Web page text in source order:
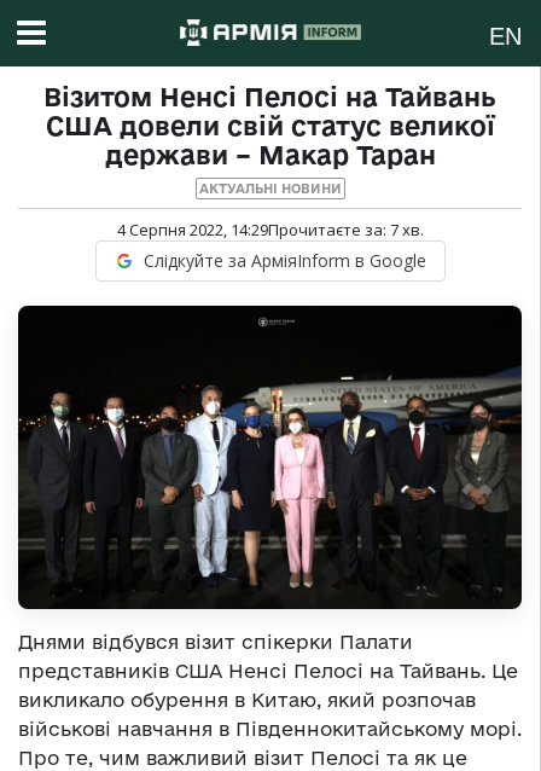
EN
Візитом Ненсі Пелосі на Тайвань
США довели свій статус великої
держави – Макар Таран
АКТУАЛЬНІ НОВИНИ
4 Серпня 2022, 14:29Прочитаєте за: 7хв.
Слідкуйте за АрміяInform в Google
Днями відбувся візит спікерки Палати
представників США Ненсі Пелосі на Тайвань. Це
викликало обурення в Китаю, який розпочав
військові навчання в Південнокитайському морі.
Про те, чим важливий візит Пелосі та як це